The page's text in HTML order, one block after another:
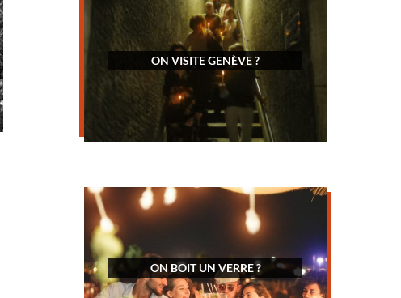
ON VISITE GENÈVE ?
ON BOIT UN VERRE ?